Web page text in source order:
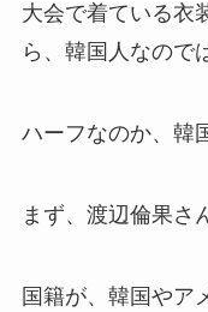
大会で着ている衣
ら、韓国人なので
ハーフなのか、韓
まず、渡辺倫果さ
国籍が、韓国やア